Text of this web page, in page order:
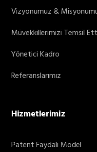
Vizyonumuz &
Müvekkillerimizi Temsil
Yönetici Kadro
Referanslarımız
Hizmetlerimiz
Patent Faydalı Model